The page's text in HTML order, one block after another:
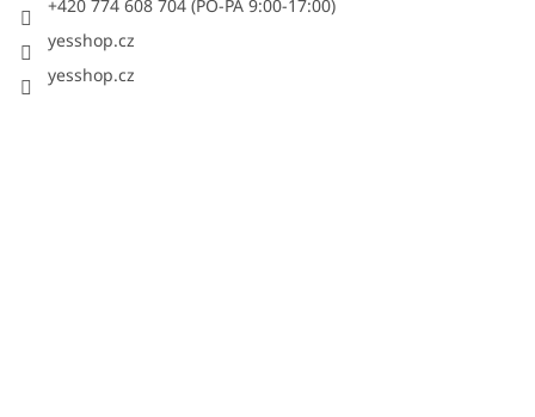
+420 774 608 704 (PO-PÁ 9:00-17:00)
yesshop.cz
yesshop.cz